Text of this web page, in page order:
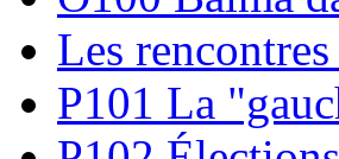
Les
P101 La